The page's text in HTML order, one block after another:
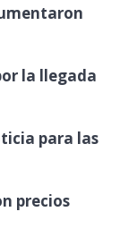
la llegada
para las
precios